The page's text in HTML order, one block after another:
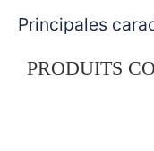
Principales
mobilité avancée
PRODUITS